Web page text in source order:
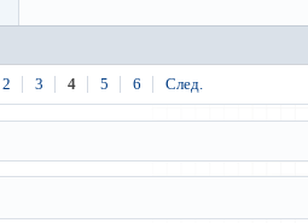
2 3 4 5 6 След.